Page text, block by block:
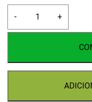
-
Challenger
50g
+